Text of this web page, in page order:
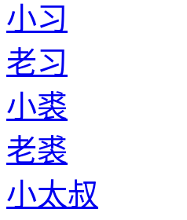
小习
老习
小裘
老裘
小太叔